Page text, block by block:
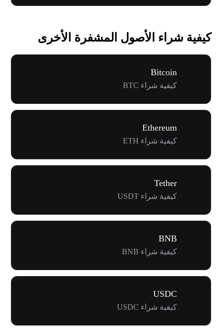
كيفية شراء الأصول المشفرة الأخرى
Bitcoin
كيفية شراء BTC
Ethereum
كيفية شراء ETH
Tether
كيفية شراء USDT
BNB
كيفية شراء BNB
USDC
كيفية شراء USDC